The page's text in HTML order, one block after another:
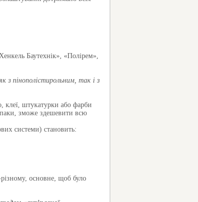
Баутехнік», «Полірем»,
з пінополістирольним, так і з
клеї, штукатурки або фарби
зможе здешевити всю
системи) становить:
основне, щоб було